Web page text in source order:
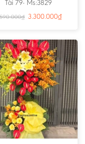
Tài 79- Ms:3829
₫ 3.300.000₫